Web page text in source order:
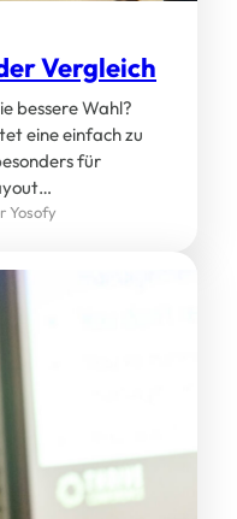
Vergleich
bessere Wahl?
eine einfach zu
für
Yosofy